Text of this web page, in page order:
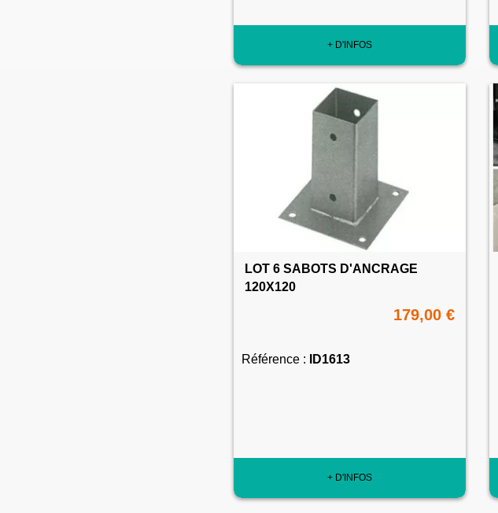
+ D'INFOS
LOT 6 SABOTS D'ANCRAGE
120X120
179,00 €
Référence : ID1613
+ D'INFOS